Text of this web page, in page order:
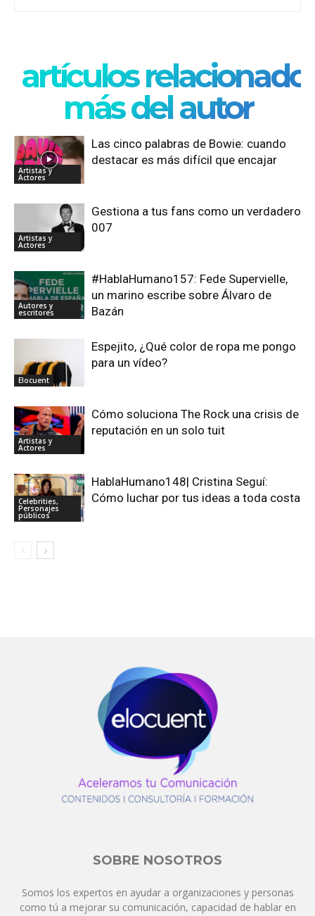
artículos
más del autor
Artistas y
Actores
Las cinco palabras de Bowie: cuando
destacar es más difícil que encajar
Artistas y
Actores
Gestiona a tus fans como un verdadero
007
Autores y
escritores
#HablaHumano157: Fede Supervielle,
un marino escribe sobre Álvaro de
Bazán
Elocuent
Espejito, ¿Qué color de ropa me pongo
para un vídeo?
Artistas y
Actores
Cómo soluciona The Rock una crisis de
reputación en un solo tuit
Celebrities,
Personajes
públicos
HablaHumano148| Cristina Seguí:
Cómo luchar por tus ideas a toda costa
SOBRE NOSOTROS
Somos los expertos en ayudar a organizaciones y personas
como tú a mejorar su comunicación, capacidad de hablar en